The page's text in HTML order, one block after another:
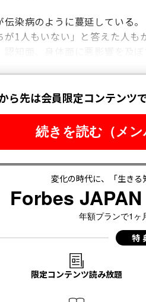
伝染病のように蔓延している
が1人もいない」と答えた人